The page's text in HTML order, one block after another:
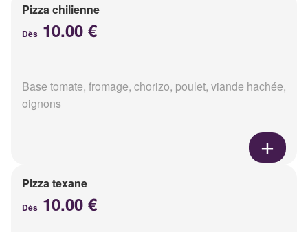
Pizza chilienne
Dès 10.00 €
Base tomate, fromage, chorizo, poulet, viande hachée,
oignons
Pizza texane
Dès 10.00 €